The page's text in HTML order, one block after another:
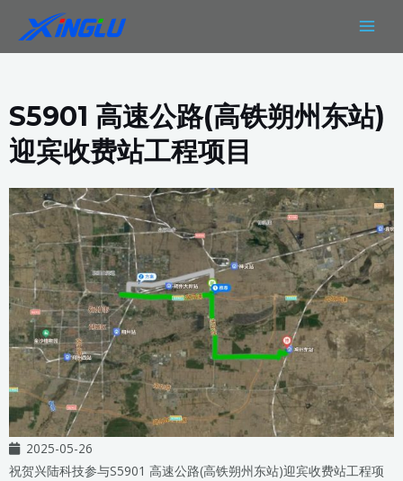
内
S5901 高速公路(高铁朔州东站)
迎宾收费站工程项目
2025-05-26
祝贺兴陆科技参与S5901 高速公路(高铁朔州东站)迎宾收费站工程项